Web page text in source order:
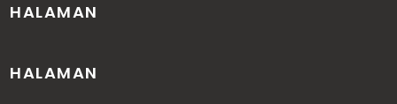
HALAMAN
HALAMAN